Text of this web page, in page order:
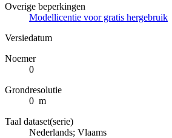
Overige beperkingen
Modellicentie voor gratis hergebruik
Versiedatum
Noemer
0
Grondresolutie
0 m
Taal dataset(serie)
Nederlands; Vlaams